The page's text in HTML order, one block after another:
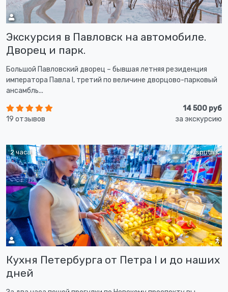
Экскурсия в Павловск на автомобиле.
Дворец и парк.
Большой Павловский дворец – бывшая летняя резиденция
императора Павла I, третий по величине дворцово-парковый
ансамбль...
19 отзывов
14 500 руб
за экскурсию
sputnik
2 часа
Кухня Петербурга от Петра I и до наших
дней